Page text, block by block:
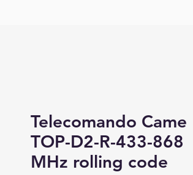
Telecomando Came
TOP-D2-R-433-868
MHz rolling code